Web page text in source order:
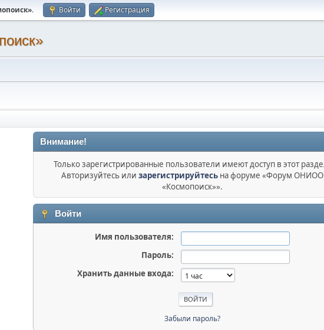
. Войти Регистрация
Внимание!
Только зарегистрированные пользователи имеют доступ в этот
Авторизуйтесь или зарегистрируйтесьна форуме «Форум ОНИОО
«Космопоиск»».
Войти
Имя пользователя:
Пароль:
Хранить данные входа:
Забыли пароль?